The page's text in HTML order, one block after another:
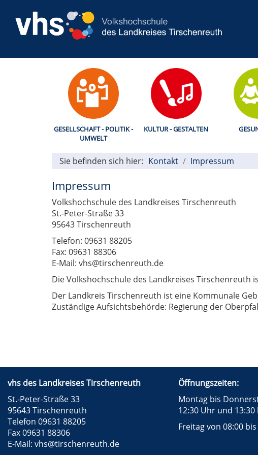
GESELLSCHAFT - POLITIK -
UMWELT
KULTUR - GESTALTEN
Sie befinden sich hier: Kontakt Impressum
Impressum
Volkshochschule des Landkreises Tirschenreuth
St.-Peter-Straße 33
95643 Tirschenreuth
Telefon: 09631 88205
Fax: 09631 88306
E-Mail: vhs@tirschenreuth.de
Die Volkshochschule des Landkreises
Der Landkreis Tirschenreuth ist eine Kommunale
Zuständige Aufsichtsbehörde: Regierung der
vhs des Landkreises Tirschenreuth
St.-Peter-Straße 33
95643 Tirschenreuth
Telefon 09631 88205
Fax 09631 88306
E-Mail: vhs@tirschenreuth.de
Öffnungszeiten:
Montag bis
12:30 Uhr und
Freitag von 08:00